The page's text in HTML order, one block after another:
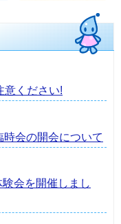
意ください!
会の開会について
験会を開催しまし